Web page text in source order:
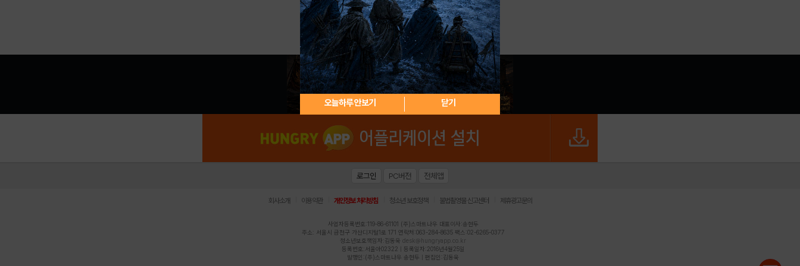
아이디 / 비밀번호 찾기 회원가입
오늘하루 안보기 닫기
로그인 PC버전 전체앱
회사소개 이용약관 개인정보 처리방침 청소년 보호정책 불법촬영물 신고센터 제휴광고문의
사업자등록번호:119-86-61101 (주)스마트나우 대표이사:송현두
주소: 서울시 금천구 가산디지털1로 171 연락처:063-284-8635 팩스:02-6265-0377
청소년보호책임자:김동욱 desk@hungryapp.co.kr
등록번호:서울아02322 | 등록일자:2016년4월25일
발행인:(주)스마트나우 송현두 | 편집인:김동욱